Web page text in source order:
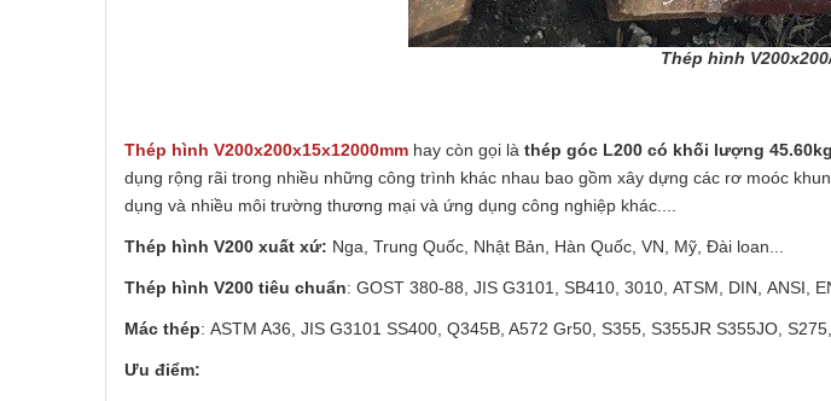
Thép hình
Thép hình V200x200x15x12000mm hay còn gọi là thép góc L200 có khối lượng
dụng rộng rãi trong nhiều những công trình khác nhau bao gồm xây dựng các rơ moóc
dụng và nhiều môi trường thương mại và ứng dụng công nghiệp khác....
Thép hình V200 xuất xứ: Nga, Trung Quốc, Nhật Bản, Hàn Quốc, VN, Mỹ, Đài loan...
Thép hình V200 tiêu chuẩn: GOST 380-88, JIS G3101, SB410, 3010, ATSM, DIN, ANSI,
Mác thép: ASTM A36, JIS G3101 SS400, Q345B, A572 Gr50, S355, S355JR S355JO,
Ưu điểm: